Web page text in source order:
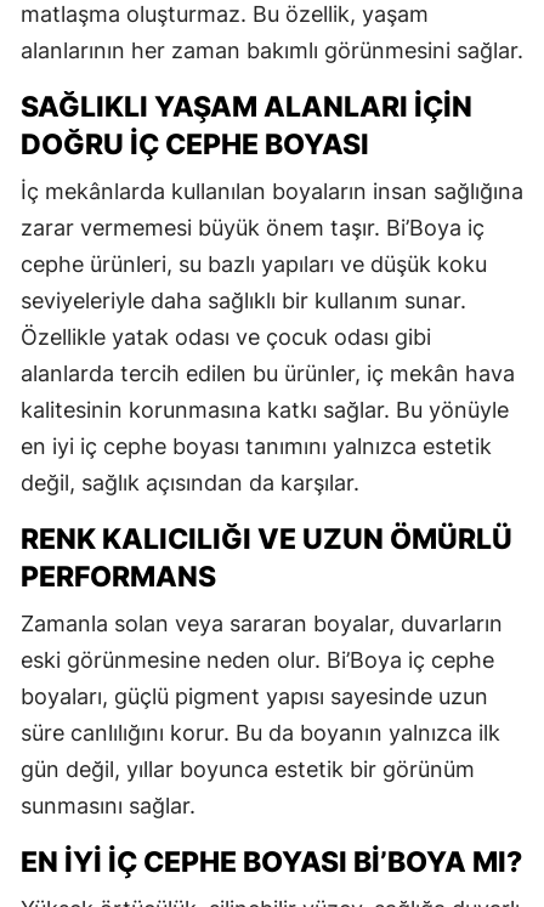
matlaşma oluşturmaz. Bu özellik, yaşam
alanlarının her zaman bakımlı görünmesini sağlar.
SAĞLIKLI YAŞAM ALANLARI İÇIN
DOĞRU İÇ CEPHE BOYASI
İç mekânlarda kullanılan boyaların insan sağlığına
zarar vermemesi büyük önem taşır. Bi’Boya iç
cephe ürünleri, su bazlı yapıları ve düşük koku
seviyeleriyle daha sağlıklı bir kullanım sunar.
Özellikle yatak odası ve çocuk odası gibi
alanlarda tercih edilen bu ürünler, iç mekân hava
kalitesinin korunmasına katkı sağlar. Bu yönüyle
en iyi iç cephe boyası tanımını yalnızca estetik
değil, sağlık açısından da karşılar.
RENK KALICILIĞI VE UZUN ÖMÜRLÜ
PERFORMANS
Zamanla solan veya sararan boyalar, duvarların
eski görünmesine neden olur. Bi’Boya iç cephe
boyaları, güçlü pigment yapısı sayesinde uzun
süre canlılığını korur. Bu da boyanın yalnızca ilk
gün değil, yıllar boyunca estetik bir görünüm
sunmasını sağlar.
EN İYI İÇ CEPHE BOYASI BI’BOYA MI?